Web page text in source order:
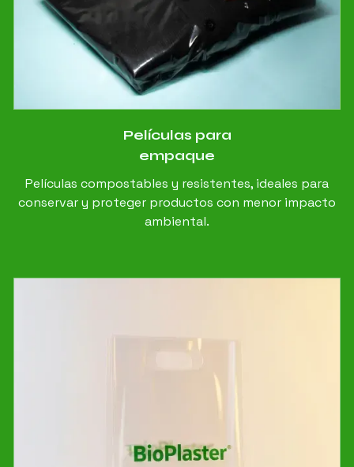
Películas para
empaque
Películas compostables y resistentes, ideales para
conservar y proteger productos con menor impacto
ambiental.